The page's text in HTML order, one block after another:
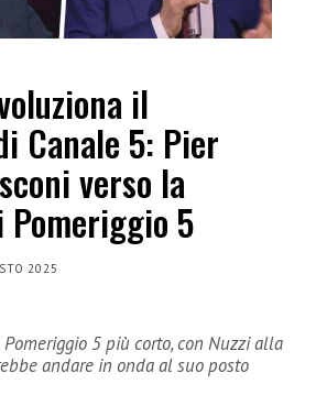
il
Canale 5: Pier
verso la
5
2025
5 più corto, con Nuzzi alla
andare in onda al suo posto